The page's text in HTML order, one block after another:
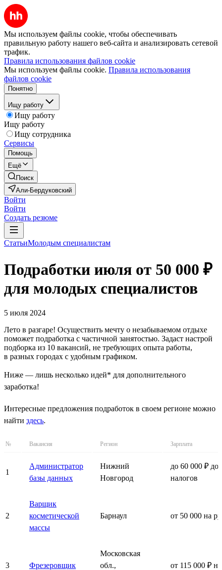
Мы используем файлы cookie, чтобы обеспечивать
правильную работу нашего веб-сайта и анализировать сетевой
трафик.
Правила использования файлов cookie
Мы используем файлы cookie. Правила использования
файлов cookie
Понятно
Ищу работу
Ищу работу
Ищу работу
Ищу сотрудника
Сервисы
Помощь
Ещё
Поиск
Али-Бердуковский
Войти
Войти
Создать резюме
СтатьиМолодым специалистам
Подработки июля от 50 000 ₽
для молодых специалистов
5 июля 2024
Лето в разгаре! Осуществить мечту о незабываемом отдыхе
поможет подработка с частичной занятостью. Задаст настрой
подборка из 10 вакансий, не требующих опыта работы,
в разных городах с удобным графиком.
Ниже — лишь несколько идей* для дополнительного
заработка!
Интересные предложения подработок в своем регионе можно
найти здесь.
№ Вакансия Регион Зарплата
1
Администратор
базы данных
Нижний
Новгород
до 60 000 ₽ до
налогов
2
Варщик
косметической
массы
Барнаул от 50 000 на
3 Фрезеровщик
Московская
обл.,
от 115 000 ₽